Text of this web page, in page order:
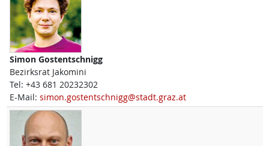
Simon Gostentschnigg
Bezirksrat Jakomini
Tel: +43 681 20232302
E-Mail: simon.gostentschnigg@stadt.graz.at